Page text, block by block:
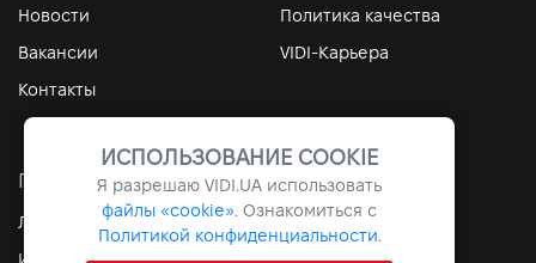
Новости
Политика качества
Вакансии
VIDI-Карьера
Контакты
ПОЛЕЗНЫЕ ССЫЛКИ
Личный кабинет
Контакты
ИСПОЛЬЗОВАНИЕ COOKIE
Я разрешаю VIDI.UA использовать
файлы «cookie». Ознакомиться с
Политикой конфиденциальности.